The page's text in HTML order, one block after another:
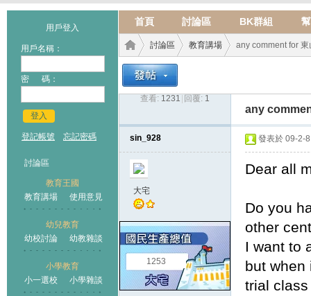
用戶登入
用戶名稱：
密 碼：
登入
登記帳號 忘記密碼
討論區
教育王國
教育講場
使用意見
幼兒教育
幼校討論
幼教雜談
小學教育
小一選校
小學雜談
首頁 討論區 BK群組
王國
討論區
›
教育講場 any comment for
查看: 1231 回覆: 1
any
sin_928
大宅
1253
發表於 09-2-
Dear all
Do you
other
I want to
but when
trial